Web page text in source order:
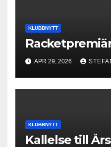
KLUBBNYTT
APR 29, 2026
KLUBBNYTT
Kallelse till